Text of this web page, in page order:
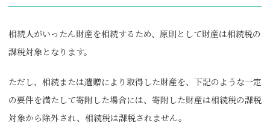
相続人がいったん財産を相続するため、原則として財産は相続税の
課税対象となります。
ただし、相続または遺贈により取得した財産を、下記のような一定
の要件を満たして寄附した場合には、寄附した財産は相続税の課税
対象から除外され、相続税は課税されません。